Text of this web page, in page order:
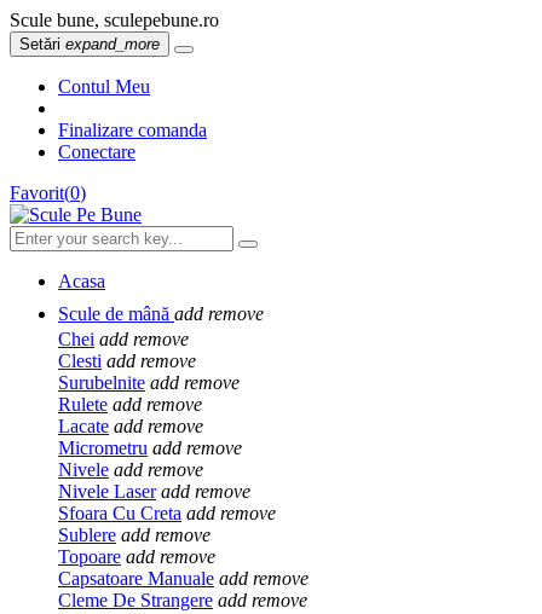
Scule bune, sculepebune.ro
Setări expand_more
Contul Meu
Finalizare comanda
Conectare
Favorit(0)
Acasa
Scule de mână add remove
Chei add remove
Clesti add remove
Surubelnite add remove
Rulete add remove
Lacate add remove
Micrometru add remove
Nivele add remove
Nivele Laser add remove
Sfoara Cu Creta add remove
Sublere add remove
Topoare add remove
Capsatoare Manuale add remove
Cleme De Strangere add remove